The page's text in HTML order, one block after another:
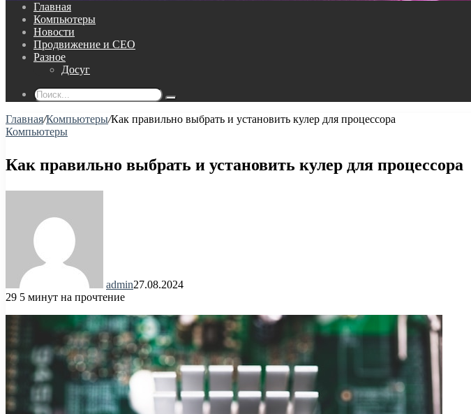
Главная
Компьютеры
Новости
Продвижение и СЕО
Разное
Досуг
Поиск...
Главная/Компьютеры/Как правильно выбрать и установить кулер для процессора
Компьютеры
Как правильно выбрать и установить кулер для процессора
admin27.08.2024
29 5 минут на прочтение